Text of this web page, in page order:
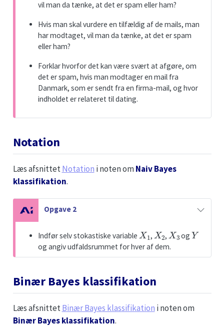
vil man da tænke, at det er spam eller ham?
Hvis man skal vurdere en tilfældig af de mails, man
har modtaget, vil man da tænke, at det er spam
eller ham?
Forklar hvorfor det kan være svært at afgøre, om
det er spam, hvis man modtager en mail fra
Danmark, som er sendt fra en firma-mail, og hvor
indholdet er relateret til dating.
Notation
Læs afsnittetNotation i noten omNaiv Bayes
klassifikation.
N
t
e
Opgave 2
Indfør selv stokastiske variable
X1
,
X2
,
X3
og
Y
og angiv udfaldsrummet for hver af dem.
Binær Bayes klassifikation
Læs afsnittetBinær Bayes klassifikation i noten om
Binær Bayes klassifikation.